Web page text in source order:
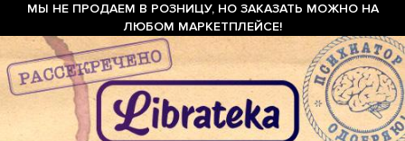
МЫ НЕ ПРОДАЕМ В РОЗНИЦУ, НО ЗАКАЗАТЬ МОЖНО НА
ЛЮБОМ МАРКЕТПЛЕЙСЕ!